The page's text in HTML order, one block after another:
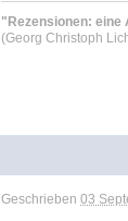
"Rezensionen: eine
(Georg Christoph
Geschrieben03